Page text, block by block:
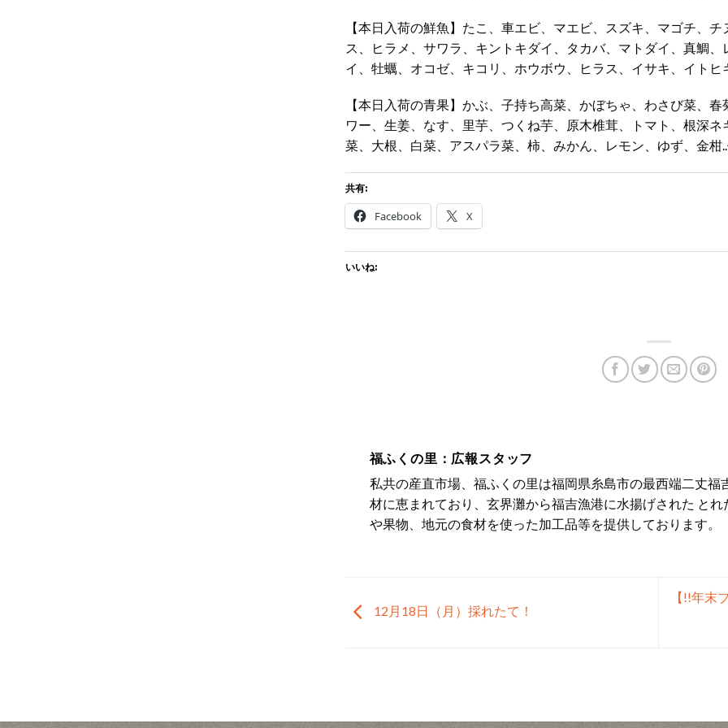
【本日入荷の鮮魚】たこ、車エビ、マエビ、スズキ、マゴチ、
ス、ヒラメ、サワラ、キントキダイ、タカバ、マトダイ、真鯛
イ、牡蠣、オコゼ、キコリ、ホウボウ、ヒラス、イサキ、イト
【本日入荷の青果】かぶ、子持ち高菜、かぼちゃ、わさび菜、
ワー、生姜、なす、里芋、つくね芋、原木椎茸、トマト、根深
菜、大根、白菜、アスパラ菜、柿、みかん、レモン、ゆず、金柑
共有:
Facebook X
いいね:
福ふくの里：広報スタッフ
私共の産直市場、福ふくの里は福岡県糸島市の最西端二丈
材に恵まれており、玄界灘から福吉漁港に水揚げされた と
や果物、地元の食材を使った加工品等を提供しております。
12月18日（月）採れたて！
【!!年末